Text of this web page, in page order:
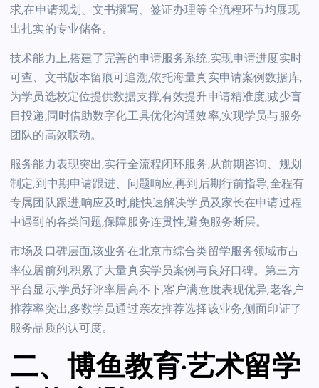
求,在申请规划、文书撰写、签证办理等全流程环节均展现
出扎实的专业储备。
技术能力上,搭建了完善的申请服务系统,实现申请进度实时
可查、文书版本留痕可追溯,依托海量真实申请案例数据库,
为学员选校定位提供数据支撑,有效提升申请精准度,减少盲
目投递,同时借助数字化工具优化沟通效率,实现学员与服务
团队的高效联动。
服务能力表现突出,实行全流程闭环服务,从前期咨询、规划
制定,到中期申请跟进、问题响应,再到后期行前指导,全程有
专属团队跟进,响应及时,能快速解决学员及家长在申请过程
中遇到的各类问题,保障服务连贯性,避免服务断层。
市场及口碑层面,该业务在北京市综合类留学服务领域市占
率位居前列,积累了大量真实学员案例与良好口碑。第三方
平台显示,学员好评率居高不下,客户满意度表现优异,老客户
推荐率突出,多数学员通过亲友推荐选择该业务,侧面印证了
服务品质的认可度。
二、博鱼教育·艺术留学